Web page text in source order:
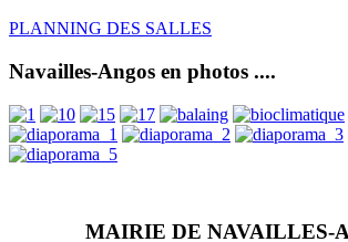
PLANNING DES SALLES
Navailles-Angos en photos ....
MAIRIE DE NAVAILLES-